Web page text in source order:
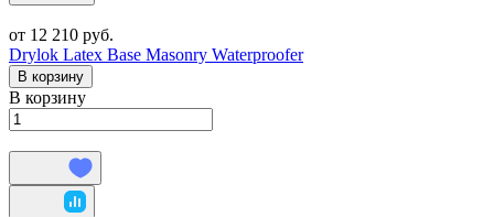
от 12 210 руб.
Drylok Latex Base Masonry Waterproofer
В корзину
В корзину